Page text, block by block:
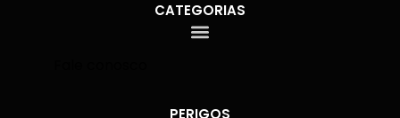
CATEGORIAS
PERIGOS